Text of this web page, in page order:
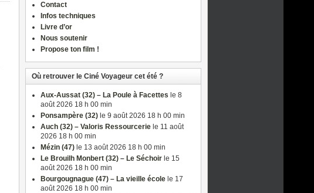
Contact
Infos techniques
Livre d’or
Nous soutenir
Propose ton film !
Où retrouver le Ciné Voyageur cet été ?
Aux-Aussat (32) – La Poule à Facettes le 8
août 2026 18 h 00 min
Ponsampère (32) le 9 août 2026 18 h 00 min
Auch (32) – Valoris Ressourcerie le 11 août
2026 18 h 00 min
Mézin (47) le 13 août 2026 18 h 00 min
Le Brouilh Monbert (32) – Le Séchoir le 15
août 2026 18 h 00 min
Bourgougnague (47) – La vieille école le 17
août 2026 18 h 00 min